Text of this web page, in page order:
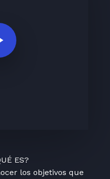
ES?
los objetivos que